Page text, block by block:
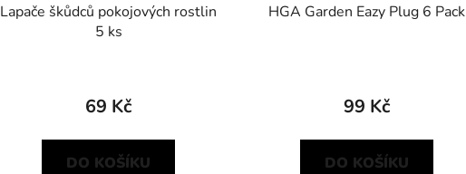
Lapače škůdců pokojových rostlin
5 ks
69 Kč
DO KOŠÍKU
HGA Garden Eazy Plug 6 Pack
99 Kč
DO KOŠÍKU